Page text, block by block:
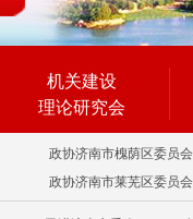
机关建设
理论研究会
政协济南市槐荫区委员会
政协济南市莱芜区委员会